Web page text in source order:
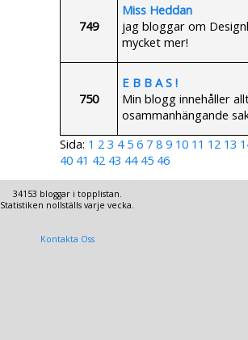
749
Miss Heddan
jag bloggar om
mycket mer!
750
E B B A S !
Min blogg innehåller
osammanhängande
Sida: 1 2 3 4 5 6 7 8 9 10 11 12 13
40 41 42 43 44 45 46
34153 bloggar i topplistan.
Statistiken nollställs varje vecka.
Kontakta Oss